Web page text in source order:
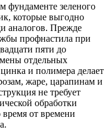
фундаменте зеленого
которые выгодно
аналогов. Прежде
профнастила при
пяти до
отдельных
и полимера делает
жаре, царапинам и
не требует
обработки
от времени